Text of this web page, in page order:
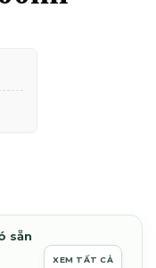
sẵn
XEM TẤT CẢ